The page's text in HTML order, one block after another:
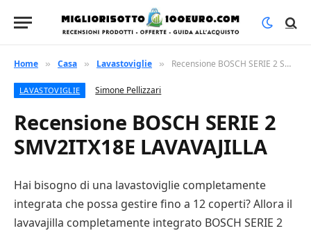
Home » Casa » Lavastoviglie » Recensione BOSCH SERIE 2 SMV2ITX18E LAVAVAJILLA
LAVASTOVIGLIE Simone Pellizzari
Recensione BOSCH SERIE 2
SMV2ITX18E LAVAVAJILLA
Hai bisogno di una lavastoviglie completamente
integrata che possa gestire fino a 12 coperti? Allora il
lavavajilla completamente integrato BOSCH SERIE 2